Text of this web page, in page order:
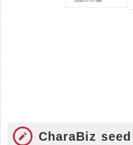
CharaBiz seed